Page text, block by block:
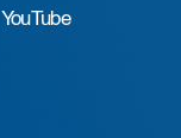
YouTube